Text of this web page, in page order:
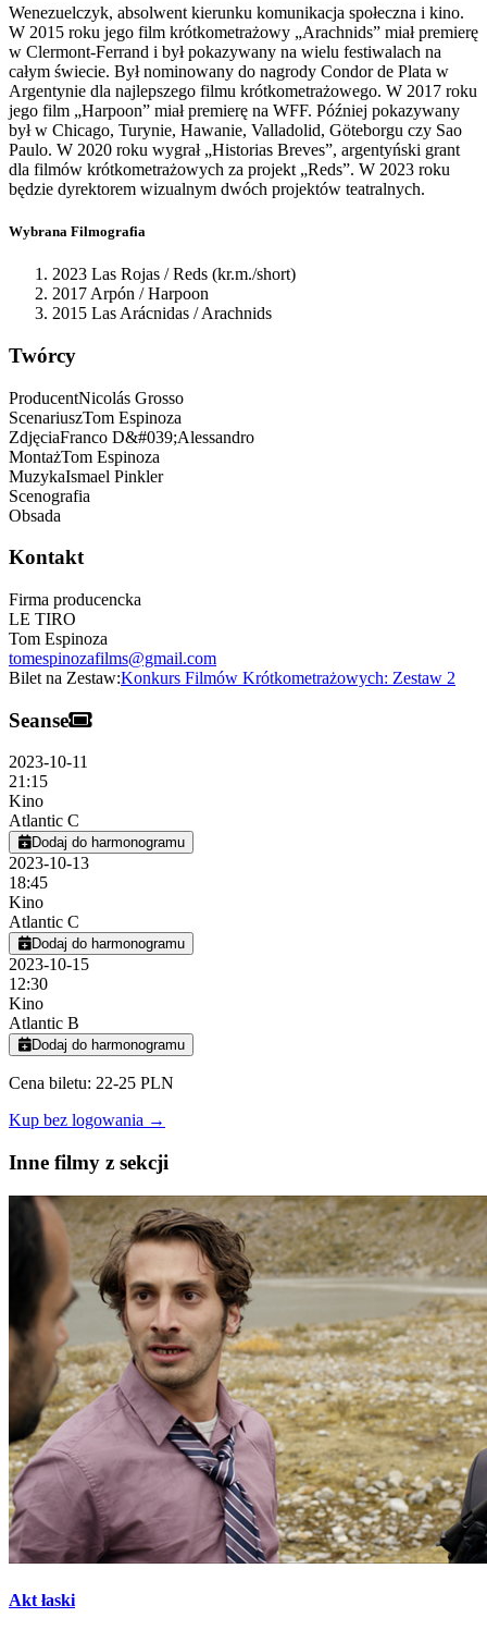
Wenezuelczyk, absolwent kierunku komunikacja społeczna i kino.
W 2015 roku jego film krótkometrażowy „Arachnids” miał premierę
w Clermont-Ferrand i był pokazywany na wielu festiwalach na
całym świecie. Był nominowany do nagrody Condor de Plata w
Argentynie dla najlepszego filmu krótkometrażowego. W 2017 roku
jego film „Harpoon” miał premierę na WFF. Później pokazywany
był w Chicago, Turynie, Hawanie, Valladolid, Göteborgu czy Sao
Paulo. W 2020 roku wygrał „Historias Breves”, argentyński grant
dla filmów krótkometrażowych za projekt „Reds”. W 2023 roku
będzie dyrektorem wizualnym dwóch projektów teatralnych.
Wybrana Filmografia
2023 Las Rojas / Reds (kr.m./short)
2017 Arpón / Harpoon
2015 Las Arácnidas / Arachnids
Twórcy
ProducentNicolás Grosso
ScenariuszTom Espinoza
ZdjęciaFranco D&#039;Alessandro
MontażTom Espinoza
MuzykaIsmael Pinkler
Scenografia
Obsada
Kontakt
Firma producencka
LE TIRO
Tom Espinoza
tomespinozafilms@gmail.com
Bilet na Zestaw:Konkurs Filmów Krótkometrażowych: Zestaw 2
Seanse
2023-10-11
21:15
Kino
Atlantic C
Dodaj do harmonogramu
2023-10-13
18:45
Kino
Atlantic C
Dodaj do harmonogramu
2023-10-15
12:30
Kino
Atlantic B
Dodaj do harmonogramu
Cena biletu: 22-25 PLN
Kup bez logowania →
Inne filmy z sekcji
Akt łaski